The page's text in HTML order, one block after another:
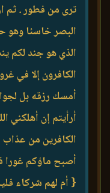
ترى من فطور . ثم
البصر خاسئا وهو
الذي هو جند لكم
الكافرون إلا في
أمسك رزقه بل
أرأيتم إن أهلكني
الكافرين من عذاب
أصبح ماؤكم غورا
{ أم لهم شركاء